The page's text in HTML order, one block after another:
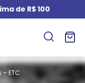
de R$ 100
ETC